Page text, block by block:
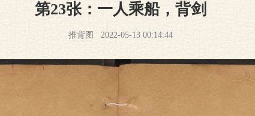
第23张：一人乘船，背剑
推背图 2022-05-13 00:14:44